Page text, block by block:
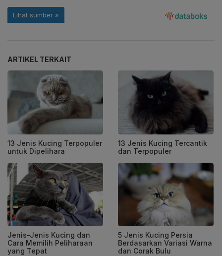
ARTIKEL TERKAIT
13 Jenis Kucing Terpopuler
untuk Dipelihara
13 Jenis Kucing Tercantik
dan Terpopuler
Jenis-Jenis Kucing dan
Cara Memilih Peliharaan
yang Tepat
5 Jenis Kucing Persia
Berdasarkan Variasi Warna
dan Corak Bulu